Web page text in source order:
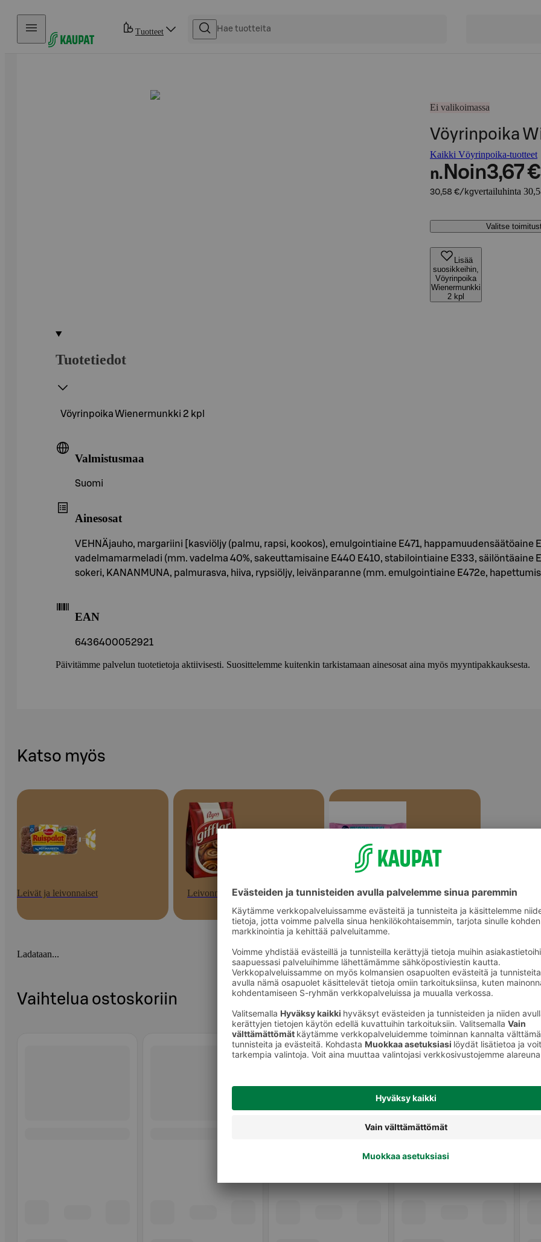
Hyppää sisältöön
Tuotteet
Ei valikoimassa
Vöyrinpoika
Kaikki Vöyrinpoika-tuotteet
n. Noin3,67 €
30,58 €/kgvertailuhinta
Valitse
Lisää
suosikkeihin,
Vöyrinpoika
Wienermunkki
2 kpl
Tuotetiedot
Vöyrinpoika Wienermunkki 2 kpl
Valmistusmaa
Suomi
Ainesosat
VEHNÄjauho, margariini [kasviöljy (palmu, rapsi, kookos), emulgointiaine E471,
vadelmamarmeladi (mm. vadelma 40%, sakeuttamisaine E440 E410, stabilointiaine E333, säilöntäaine
sokeri, KANANMUNA, palmurasva, hiiva, rypsiöljy, leivänparanne (mm. emulgointiaine E472e,
EAN
6436400052921
Päivitämme palvelun tuotetietoja aktiivisesti. Suosittelemme kuitenkin tarkistamaan ainesosat aina myös myyntipakkauksesta.
Katso myös
Leivät ja leivonnaiset Leivonnaiset Munkit
Ladataan...
Vaihtelua ostoskoriin